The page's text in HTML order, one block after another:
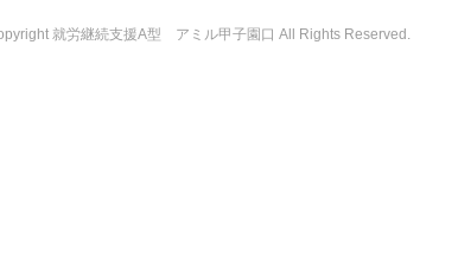
就労継続支援A型 アミル甲子園口 All Rights Reserved.